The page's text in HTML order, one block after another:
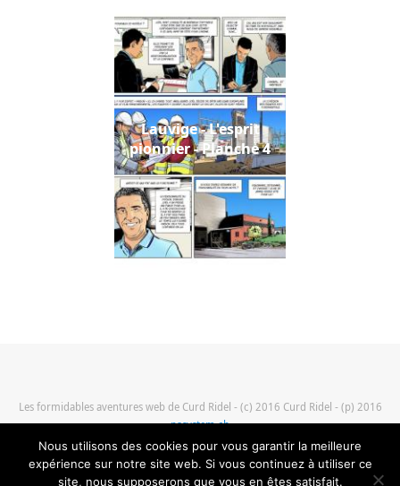
Lauvige - L'esprit
pionnier - Planche 4
Les formidables aventures web de Curd Ridel - (c) 2016 Curd Ridel - (p) 2016
pasystem.ch
mentions légales| plan du site
Nous utilisons des cookies pour vous garantir la meilleure
expérience sur notre site web. Si vous continuez à utiliser ce
site, nous supposerons que vous en êtes satisfait.